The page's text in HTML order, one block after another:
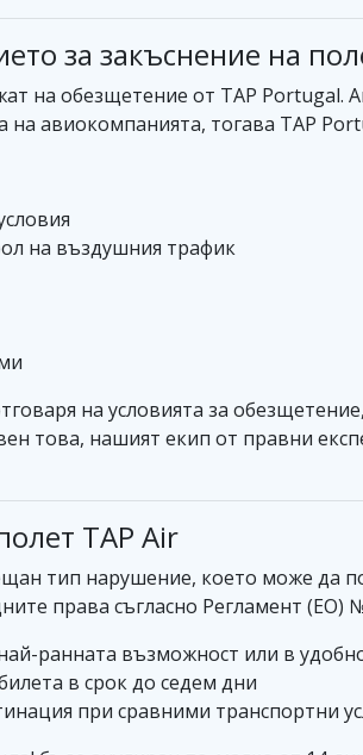
за закъснение на
на обезщетение от TAP
на авиокомпанията, тогава TAP
на въздушния трафик
на условията за
това, нашият екип от правни
TAP Air
тип нарушение, което може да
права съгласно Регламент (ЕО)
ранната възможност или в
в срок до седем дни
при сравними транспортни